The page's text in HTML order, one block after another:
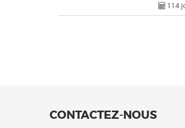
114
CONTACTEZ-NOUS